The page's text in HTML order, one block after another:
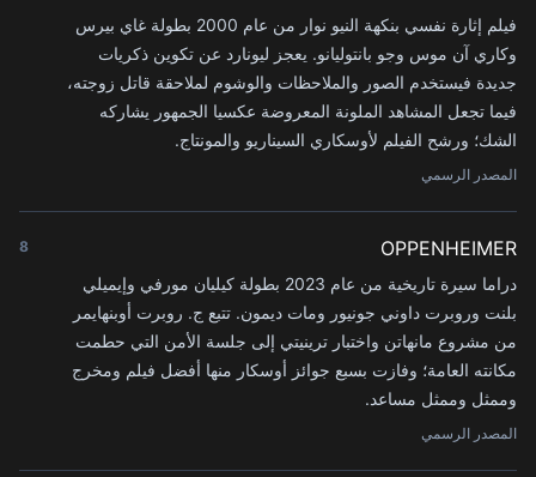
فيلم إثارة نفسي بنكهة النيو نوار من عام 2000 بطولة غاي بيرس
وكاري آن موس وجو بانتوليانو. يعجز ليونارد عن تكوين ذكريات
جديدة فيستخدم الصور والملاحظات والوشوم لملاحقة قاتل زوجته،
فيما تجعل المشاهد الملونة المعروضة عكسيا الجمهور يشاركه
الشك؛ ورشح الفيلم لأوسكاري السيناريو والمونتاج.
المصدر الرسمي
8 OPPENHEIMER
دراما سيرة تاريخية من عام 2023 بطولة كيليان مورفي وإيميلي
بلنت وروبرت داوني جونيور ومات ديمون. تتبع ج. روبرت أوبنهايمر
من مشروع مانهاتن واختبار ترينيتي إلى جلسة الأمن التي حطمت
مكانته العامة؛ وفازت بسبع جوائز أوسكار منها أفضل فيلم ومخرج
وممثل وممثل مساعد.
المصدر الرسمي